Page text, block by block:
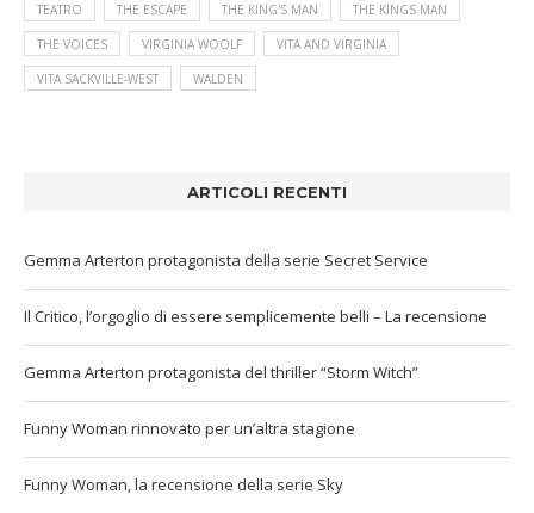
TEATRO THE ESCAPE THE KING'S MAN THE KINGS MAN
THE VOICES VIRGINIA WOOLF VITA AND VIRGINIA
VITA SACKVILLE-WEST WALDEN
ARTICOLI RECENTI
Gemma Arterton protagonista della serie Secret Service
Il Critico, l’orgoglio di essere semplicemente belli – La recensione
Gemma Arterton protagonista del thriller “Storm Witch”
Funny Woman rinnovato per un’altra stagione
Funny Woman, la recensione della serie Sky